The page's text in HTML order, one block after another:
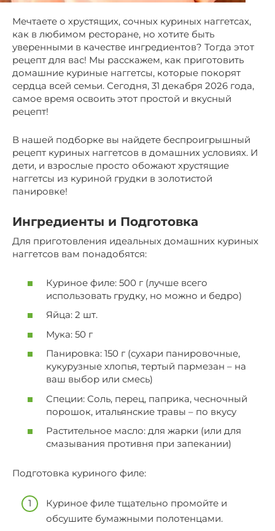
Мечтаете о хрустящих, сочных куриных наггетсах,
как в любимом ресторане, но хотите быть
уверенными в качестве ингредиентов? Тогда этот
рецепт для вас! Мы расскажем, как приготовить
домашние куриные наггетсы, которые покорят
сердца всей семьи. Сегодня, 31 декабря 2026 года,
самое время освоить этот простой и вкусный
рецепт!
В нашей подборке вы найдете беспроигрышный
рецепт куриных наггетсов в домашних условиях. И
дети, и взрослые просто обожают хрустящие
наггетсы из куриной грудки в золотистой
панировке!
Ингредиенты и Подготовка
Для приготовления идеальных домашних куриных
наггетсов вам понадобятся:
Куриное филе: 500 г (лучше всего
использовать грудку, но можно и бедро)
Яйца: 2 шт.
Мука: 50 г
Панировка: 150 г (сухари панировочные,
кукурузные хлопья, тертый пармезан – на
ваш выбор или смесь)
Специи: Соль, перец, паприка, чесночный
порошок, итальянские травы – по вкусу
Растительное масло: для жарки (или для
смазывания противня при запекании)
Подготовка куриного филе:
Куриное филе тщательно промойте и
обсушите бумажными полотенцами.